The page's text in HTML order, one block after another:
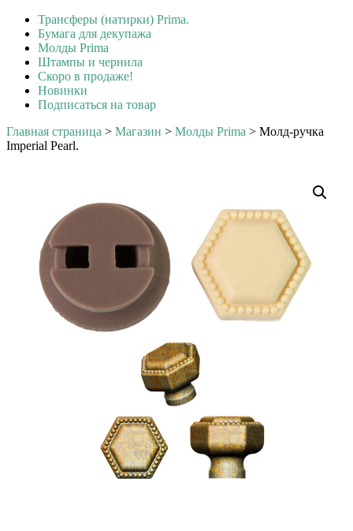
Трансферы (натирки) Prima.
Бумага для декупажа
Молды Prima
Штампы и чернила
Скоро в продаже!
Новинки
Подписаться на товар
Главная страница > Магазин > Молды Prima > Молд-ручка
Imperial Pearl.